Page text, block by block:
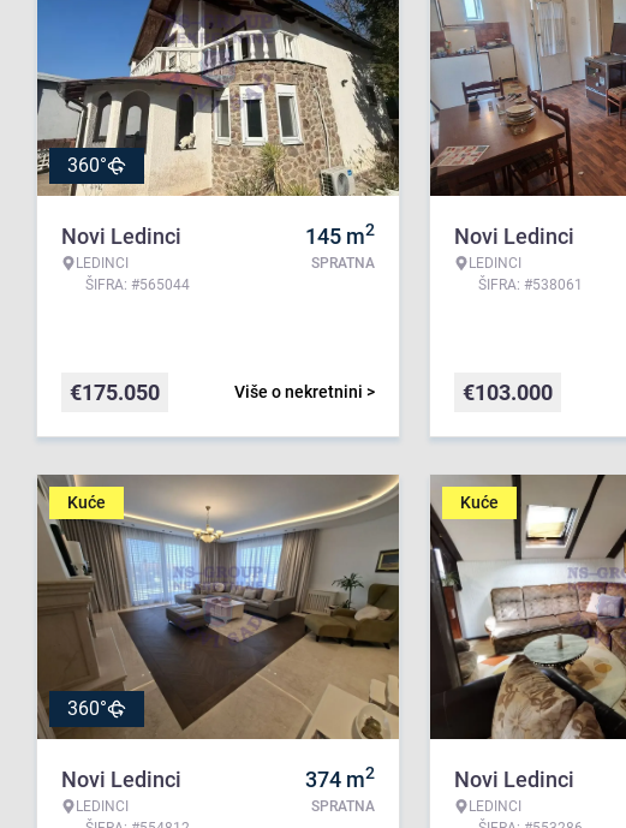
360°
Novi Ledinci
LEDINCI
ŠIFRA: #565044
145 m2
SPRATNA
Više o nekretnini >
€175.050
Novi Ledinci
LEDINCI
ŠIFRA: #538061
€103.000
Kuće
360°
Novi Ledinci
LEDINCI
374 m2
SPRATNA
Kuće
Novi Ledinci
LEDINCI